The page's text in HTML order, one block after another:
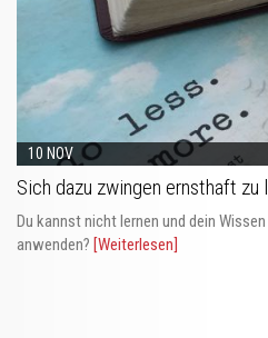
10 NOV
Sich dazu zwingen ernsthaft zu
Du kannst nicht lernen und dein
anwenden? [Weiterlesen]